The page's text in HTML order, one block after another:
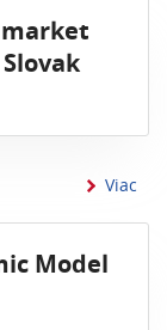
Viac
Model